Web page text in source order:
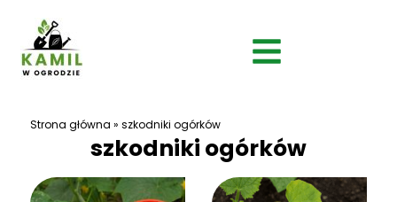
Strona główna » szkodniki ogórków
szkodniki ogórków